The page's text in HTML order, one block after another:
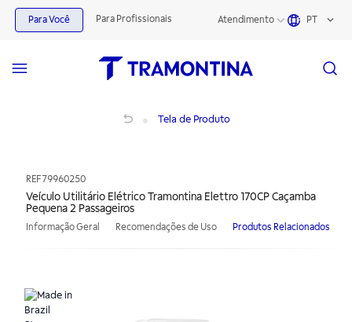
Para Você Para Profissionais Atendimento PT
Tela de Produto
REF79960250
Veículo Utilitário Elétrico Tramontina Elettro 170CP Caçamba
Pequena 2 Passageiros
Informação Geral Recomendações de Uso Produtos Relacionados